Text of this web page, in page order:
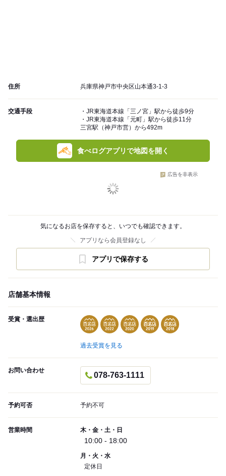
住所 兵庫県神戸市中央区山本通3-1-3
交通手段
・JR東海道本線「三ノ宮」駅から徒歩9分
・JR東海道本線「元町」駅から徒歩11分
三宮駅（神戸市営）から492m
食べログアプリで地図を開く
広告を非表示
気になるお店を保存すると、いつでも確認できます。
アプリなら会員登録なし
アプリで保存する
店舗基本情報
受賞・選出歴
過去受賞を見る
お問い合わせ
078-763-1111
予約可否 予約不可
営業時間 木・金・土・日
10:00 - 18:00
月・火・水
定休日